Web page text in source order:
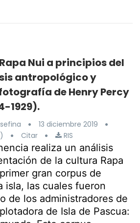
Nui a principios del
antropológico y
de Henry Percy
1929).
13 diciembre 2019
Citar RIS
realiza un análisis
de la cultura Rapa
gran corpus de
isla, las cuales fueron
de los administradores de
de Isla de Pascua: